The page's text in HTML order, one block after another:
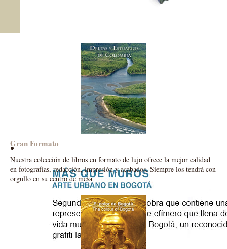
Gran Formato
Nuestra colección de libros en formato de lujo ofrece la mejor calidad
en fotografías, redacción, impresión y acabados. Siempre los tendrá con
orgullo en su centro de mesa